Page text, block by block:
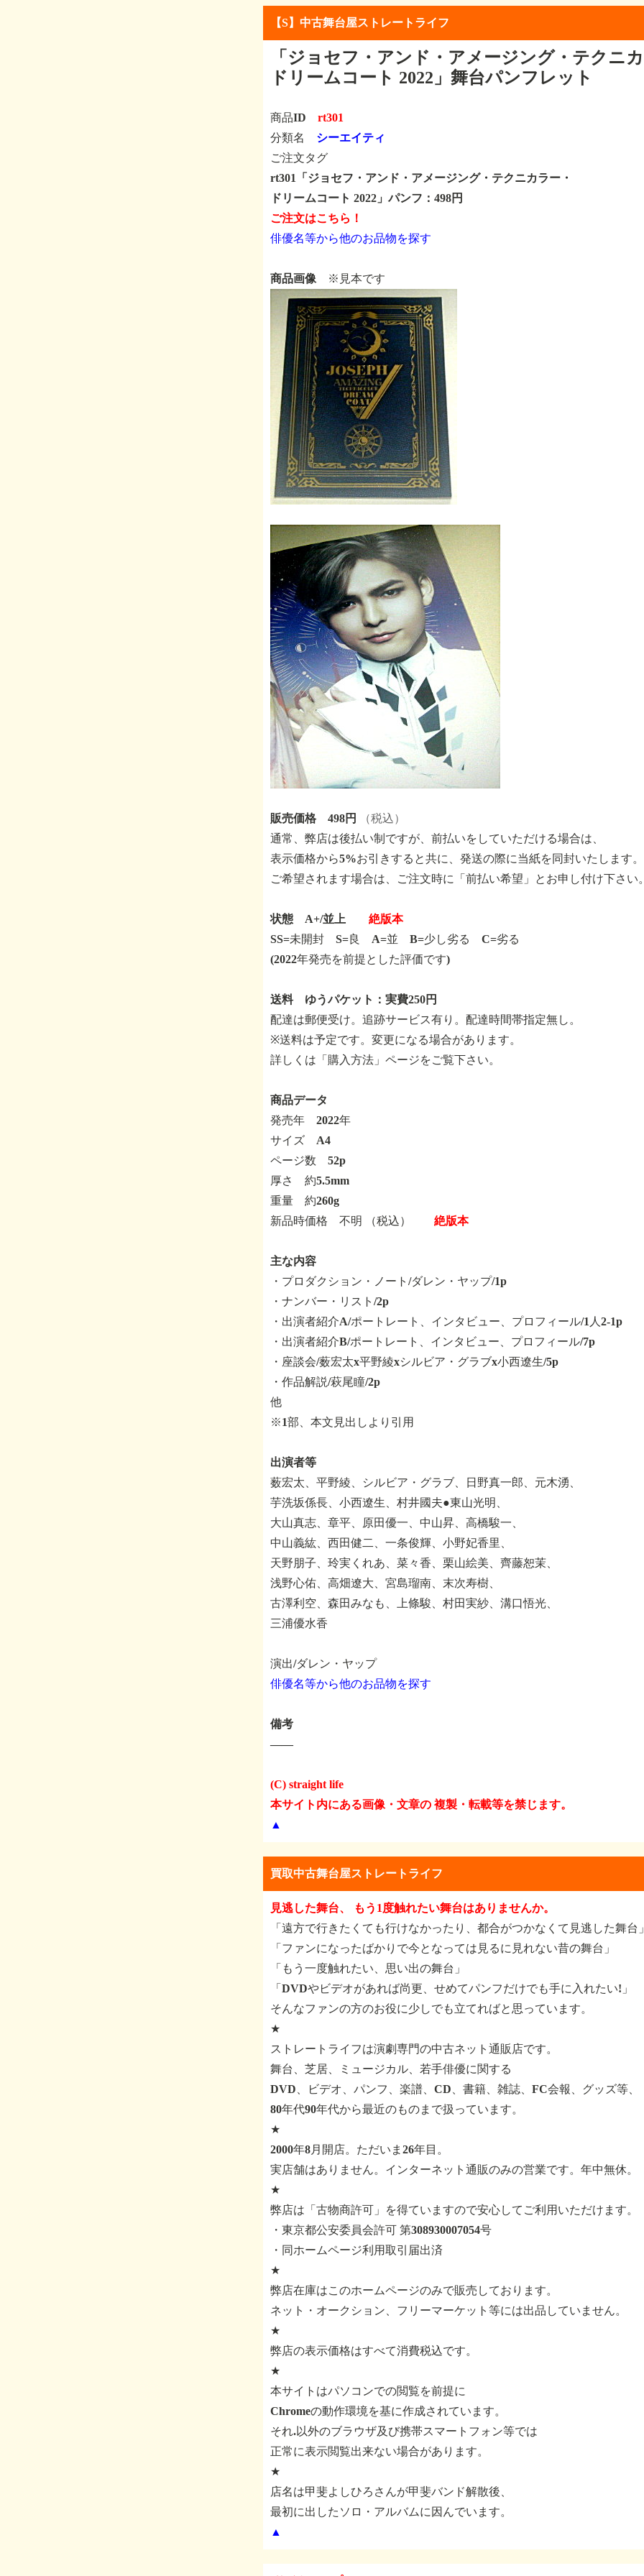
【S】中古舞台屋ストレートライフ
「ジョセフ・アンド・アメージング・テクニ
ドリームコート 2022」舞台パンフレット
商品ID rt301
分類名 シーエイティ
ご注文タグ
rt301「ジョセフ・アンド・アメージング・テクニカラー・
ドリームコート 2022」パンフ：498円
ご注文はこちら！
俳優名等から他のお品物を探す
商品画像 ※見本です
販売価格 498円
（税込）
通常、弊店は後払い制ですが、前払いをしていただける場合は、
表示価格から5%お引きすると共に、発送の際に当紙を同封いたします。
ご希望されます場合は、ご注文時に「前払い希望」とお申し付け下さい
状態 A+/並上
絶版本
SS=未開封 S=良 A=並 B=少し劣る C=劣る
(2022年発売を前提とした評価です)
送料 ゆうパケット：実費250円
配達は郵便受け。追跡サービス有り。配達時間帯指定無し。
※送料は予定です。変更になる場合があります。
詳しくは「購入方法」ページをご覧下さい。
商品データ
発売年 2022年
サイズ A4
ページ数 52p
厚さ 約5.5mm
重量 約260g
新品時価格 不明 （税込） 絶版本
主な内容
・プロダクション・ノート/ダレン・ヤップ/1p
・ナンバー・リスト/2p
・出演者紹介A/ポートレート、インタビュー、プロフィール/1人2-1p
・出演者紹介B/ポートレート、インタビュー、プロフィール/7p
・座談会/薮宏太x平野綾xシルビア・グラブx小西遼生/5p
・作品解説/萩尾瞳/2p
他
※1部、本文見出しより引用
出演者等
薮宏太、平野綾、シルビア・グラブ、日野真一郎、元木湧、
芋洗坂係長、小西遼生、村井國夫●東山光明、
大山真志、章平、原田優一、中山昇、高橋駿一、
中山義紘、西田健二、一条俊輝、小野妃香里、
天野朋子、玲実くれあ、菜々香、栗山絵美、齊藤恕茉、
浅野心佑、高畑遼大、宮島瑠南、末次寿樹、
古澤利空、森田みなも、上條駿、村田実紗、溝口悟光、
三浦優水香
演出/ダレン・ヤップ
俳優名等から他のお品物を探す
備考
――
(C) straight life
本サイト内にある画像・文章の 複製・転載等を禁じます。
▲
買取中古舞台屋ストレートライフ
見逃した舞台、 もう1度触れたい舞台はありませんか。
「遠方で行きたくても行けなかったり、都合がつかなくて見逃した舞台
「ファンになったばかりで今となっては見るに見れない昔の舞台」
「もう一度触れたい、思い出の舞台」
「DVDやビデオがあれば尚更、せめてパンフだけでも手に入れたい!」
そんなファンの方のお役に少しでも立てればと思っています。
★
ストレートライフは演劇専門の中古ネット通販店です。
舞台、芝居、ミュージカル、若手俳優に関する
DVD、ビデオ、パンフ、楽譜、CD、書籍、雑誌、FC会報、グッズ等、
80年代90年代から最近のものまで扱っています。
★
2000年8月開店。ただいま26年目。
実店舗はありません。インターネット通販のみの営業です。年中無休。
★
弊店は「古物商許可」を得ていますので安心してご利用いただけます。
・東京都公安委員会許可 第308930007054号
・同ホームページ利用取引届出済
★
弊店在庫はこのホームページのみで販売しております。
ネット・オークション、フリーマーケット等には出品していません。
★
弊店の表示価格はすべて消費税込です。
★
本サイトはパソコンでの閲覧を前提に
Chromeの動作環境を基に作成されています。
それ.以外のブラウザ及び携帯スマートフォン等では
正常に表示閲覧出来ない場合があります。
★
店名は甲斐よしひろさんが甲斐バンド解散後、
最初に出したソロ・アルバムに因んでいます。
▲